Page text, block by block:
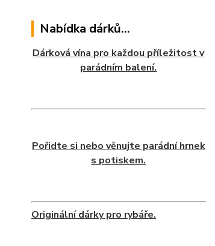
Nabídka dárků...
Dárková vína pro každou příležitost v
parádním balení.
Pořidte si nebo věnujte parádní hrnek
s potiskem.
Originální dárky pro rybáře.